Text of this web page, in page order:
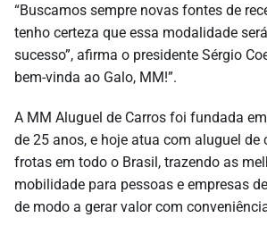
“Buscamos sempre novas fontes de
tenho certeza que essa modalidade
sucesso”, afirma o presidente Sérgio
bem-vinda ao Galo, MM!”.
A MM Aluguel de Carros foi fundada
de 25 anos, e hoje atua com aluguel de
frotas em todo o Brasil, trazendo as
mobilidade para pessoas e empresas
de modo a gerar valor com